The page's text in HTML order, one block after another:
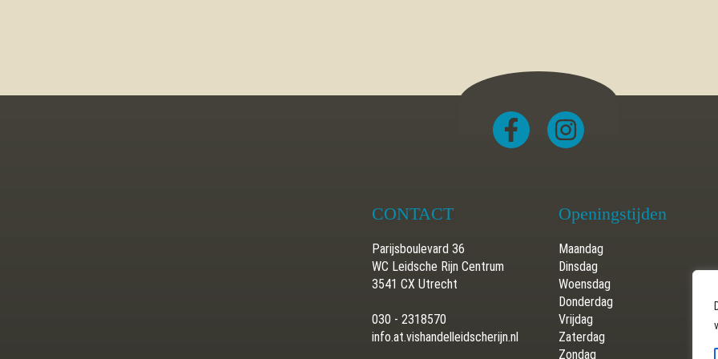
CONTACT
Parijsboulevard 36
WC Leidsche Rijn Centrum
3541 CX Utrecht
030 - 2318570
info.at.vishandelleidscherijn.nl
Openingstijden
Maandag
Dinsdag
Woensdag
Donderdag
Vrijdag
Zaterdag
Zondag